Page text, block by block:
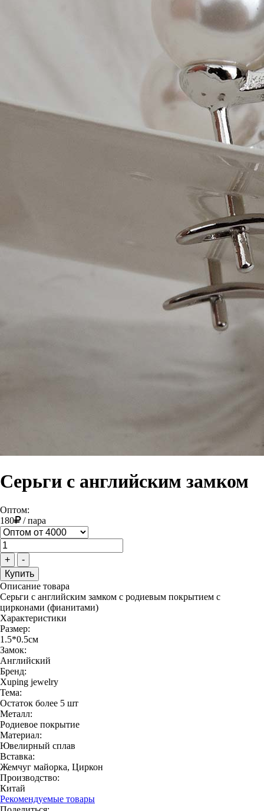
Серьги с английским замком
Оптом:
180
/пара
+ -
Описание товара
Серьги с английским замком с родиевым покрытием с
цирконами (фианитами)
Характеристики
Размер:
1.5*0.5см
Замок:
Английский
Бренд:
Xuping jewelry
Тема:
Остаток более 5 шт
Металл:
Родиевое покрытие
Материал:
Ювелирный сплав
Вставка:
Жемчуг майорка, Циркон
Производство:
Китай
Рекомендуемые товары